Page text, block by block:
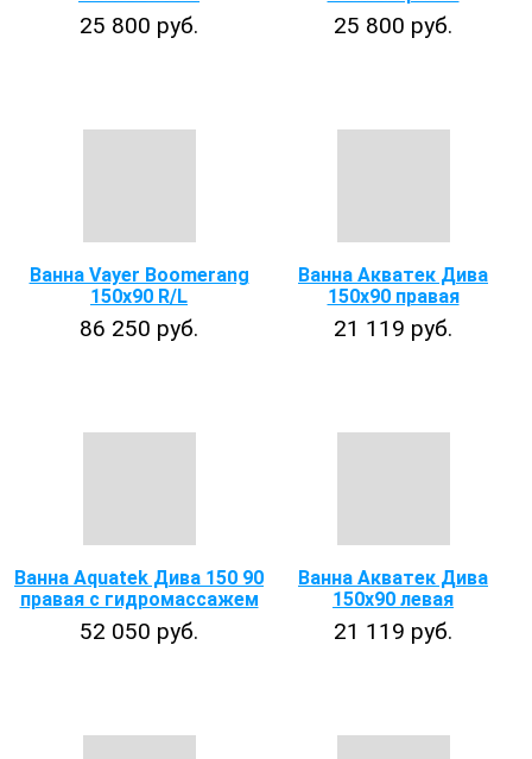
25 800 руб. 25 800 руб.
Ванна Vayer Boomerang
150х90 R/L
86 250 руб.
Ванна Акватек Дива
150x90 правая
21 119 руб.
Ванна Aquatek Дива 150 90
правая с гидромассажем
52 050 руб.
Ванна Акватек Дива
150x90 левая
21 119 руб.